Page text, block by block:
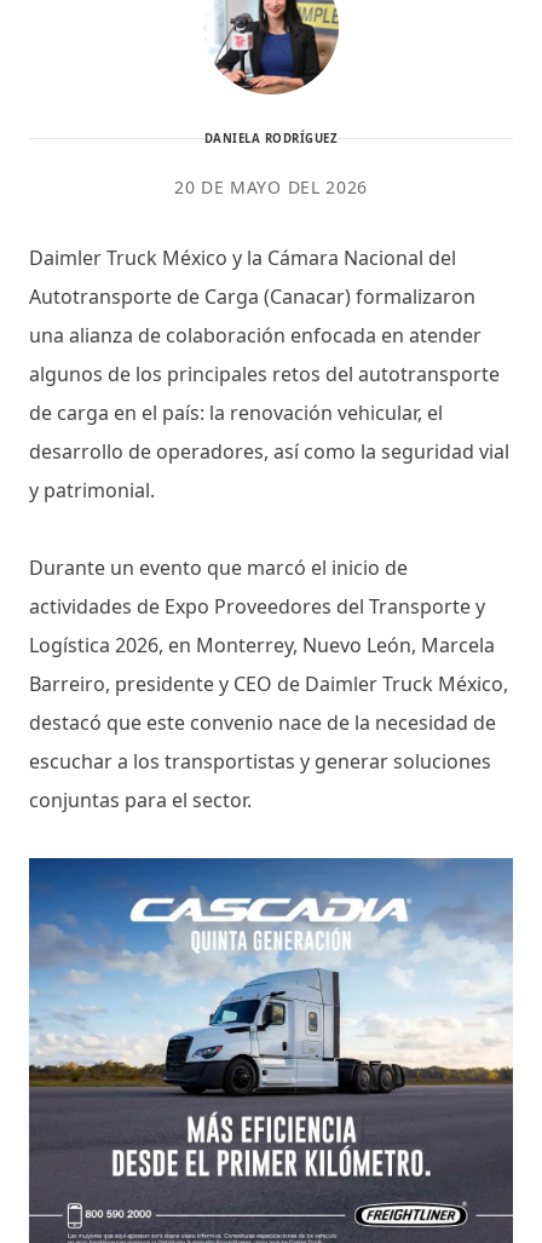
DANIELA RODRÍGUEZ
20 DE MAYO DEL 2026
Daimler Truck México y la Cámara Nacional del
Autotransporte de Carga (Canacar) formalizaron
una alianza de colaboración enfocada en atender
algunos de los principales retos del autotransporte
de carga en el país: la renovación vehicular, el
desarrollo de operadores, así como la seguridad vial
y patrimonial.
Durante un evento que marcó el inicio de
actividades de Expo Proveedores del Transporte y
Logística 2026, en Monterrey, Nuevo León, Marcela
Barreiro, presidente y CEO de Daimler Truck México,
destacó que este convenio nace de la necesidad de
escuchar a los transportistas y generar soluciones
conjuntas para el sector.